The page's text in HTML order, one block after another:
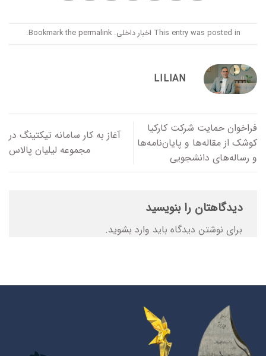
This entry was posted in اخبار داخلی. Bookmark the
permalink
.
LILIAN
فراخوان حمایت شرکت کارکیا
کوشک از مقاله‌ها و پایان‌نامه‌ها
و رساله‌های دانشجویی
آغاز به کار سامانه تیکتینگ در
مجموعه لیلیان پالاس
دیدگاهتان را بنویسید
برای نوشتن دیدگاه باید وارد بشوید.